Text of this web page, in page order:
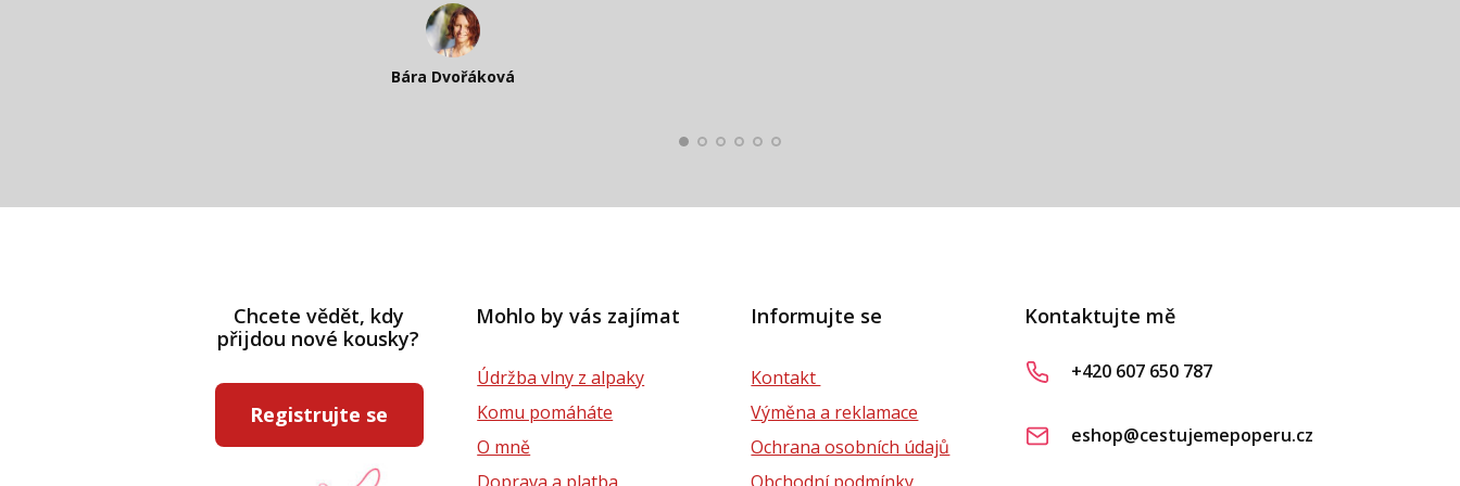
Bára Dvořáková
Kateřina Veleta Štěpánová
Katka Perháčová
Chcete vědět, kdy
přijdou nové kousky?
Registrujte se
Mohlo by vás zajímat
Údržba vlny z alpaky
Komu pomáháte
O mně
Informujte se
Kontakt
Výměna a reklamace
Ochrana osobních údajů
Kontaktujte mě
+420 607 650 787
eshop@cestujemepoperu.cz